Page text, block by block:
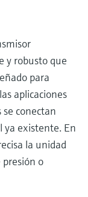
y robusto que
para
aplicaciones
conectan
ya existente. En
la unidad
o